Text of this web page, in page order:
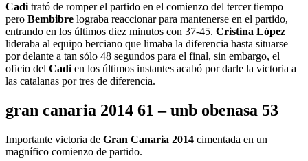
Cadi trató de romper el partido en el comienzo del tercer tiempo
pero Bembibre lograba reaccionar para mantenerse en el partido,
entrando en los últimos diez minutos con 37-45. Cristina López
lideraba al equipo berciano que limaba la diferencia hasta situarse
por delante a tan sólo 48 segundos para el final, sin embargo, el
oficio del Cadi en los últimos instantes acabó por darle la victoria a
las catalanas por tres de diferencia.
gran canaria 2014 61 – unb obenasa 53
Importante victoria de Gran Canaria 2014 cimentada en un
magnífico comienzo de partido.